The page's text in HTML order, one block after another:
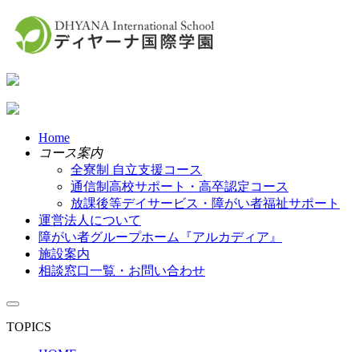
Home
コース案内
全寮制 自立支援コース
通信制高校サポート・高卒認定コース
放課後等デイサービス・障がい者福祉サポート
運営法人について
障がい者グループホーム『アルカディア』
施設案内
相談窓口一覧・お問い合わせ
TOPICS